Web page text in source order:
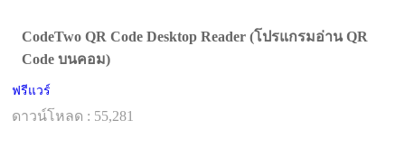
CodeTwo QR Code Desktop Reader (โปรแกรมอ่าน QR
Code บนคอม)
ฟรีแวร์
ดาวน์โหลด : 55,281